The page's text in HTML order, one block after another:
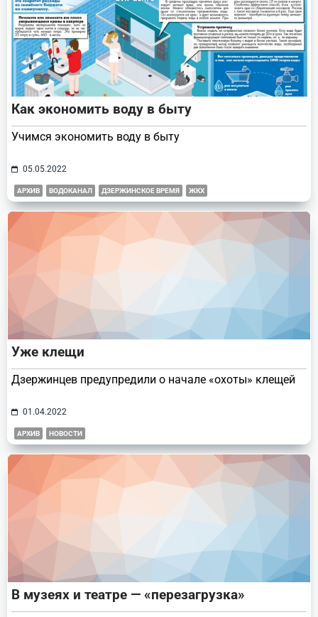
Как экономить воду в быту
Учимся экономить воду в быту
05.05.2022
АРХИВ ВОДОКАНАЛ ДЗЕРЖИНСКОЕ ВРЕМЯ ЖКХ
Уже клещи
Дзержинцев предупредили о начале «охоты» клещей
01.04.2022
АРХИВ НОВОСТИ
В музеях и театре — «перезагрузка»